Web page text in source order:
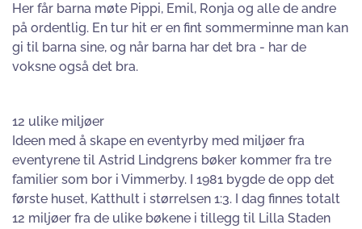
Her får barna møte Pippi, Emil, Ronja og alle de andre
på ordentlig. En tur hit er en fint sommerminne man kan
gi til barna sine, og når barna har det bra - har de
voksne også det bra.
12 ulike miljøer
Ideen med å skape en eventyrby med miljøer fra
eventyrene til Astrid Lindgrens bøker kommer fra tre
familier som bor i Vimmerby. I 1981 bygde de opp det
første huset, Katthult i størrelsen 1:3. I dag finnes totalt
12 miljøer fra de ulike bøkene i tillegg til Lilla Staden